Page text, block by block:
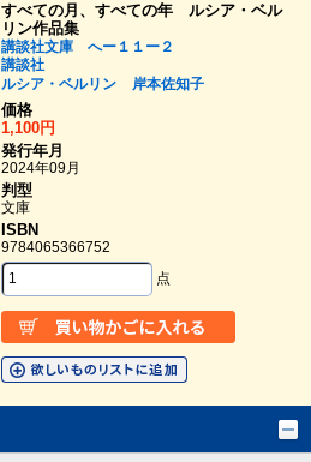
すべての月、すべての年 ルシア・ベル
リン作品集
講談社文庫 へー１１ー２
講談社
ルシア・ベルリン
岸本佐知子
価格
1,100円
発行年月
2024年09月
判型
文庫
ISBN
9784065366752
点